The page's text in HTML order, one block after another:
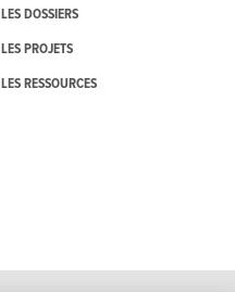
LES DOSSIERS
LES PROJETS
LES RESSOURCES